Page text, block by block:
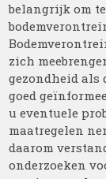
belangrijk om
zich
gezondheid als
goed
u eventuele
maatregelen
daarom
onderzoeken